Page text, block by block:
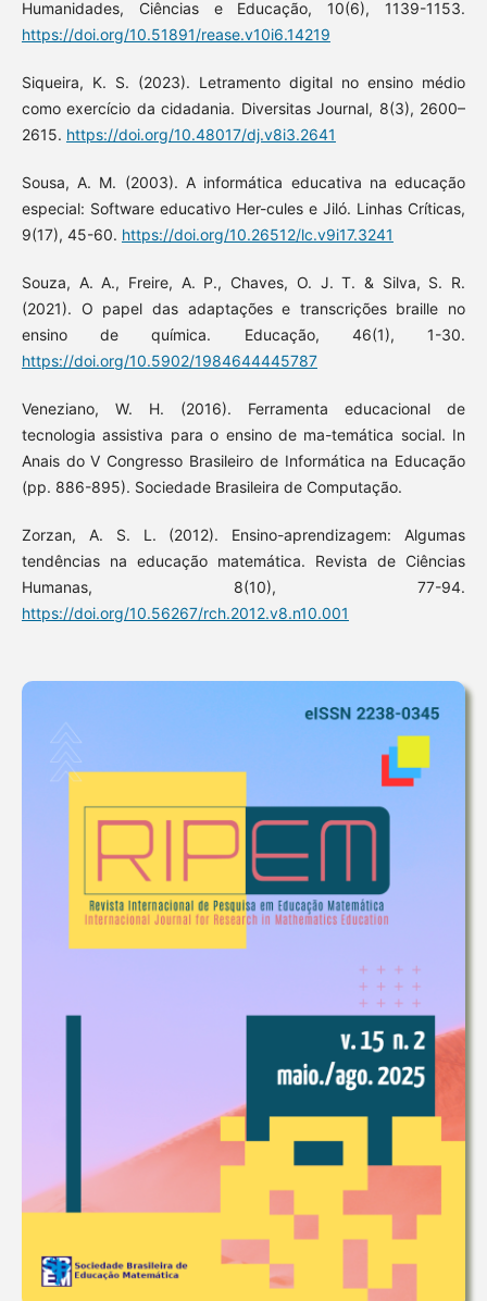
Humanidades, Ciências e Educação, 10(6), 1139-1153.
https://doi.org/10.51891/rease.v10i6.14219
Siqueira, K. S. (2023). Letramento digital no ensino médio
como exercício da cidadania. Diversitas Journal, 8(3), 2600–
2615. https://doi.org/10.48017/dj.v8i3.2641
Sousa, A. M. (2003). A informática educativa na educação
especial: Software educativo Her-cules e Jiló. Linhas Críticas,
9(17), 45-60. https://doi.org/10.26512/lc.v9i17.3241
Souza, A. A., Freire, A. P., Chaves, O. J. T. & Silva, S. R.
(2021). O papel das adaptações e transcrições braille no
ensino de química. Educação, 46(1), 1-30.
https://doi.org/10.5902/1984644445787
Veneziano, W. H. (2016). Ferramenta educacional de
tecnologia assistiva para o ensino de ma-temática social. In
Anais do V Congresso Brasileiro de Informática na Educação
(pp. 886-895). Sociedade Brasileira de Computação.
Zorzan, A. S. L. (2012). Ensino-aprendizagem: Algumas
tendências na educação matemática. Revista de Ciências
Humanas, 8(10), 77-94.
https://doi.org/10.56267/rch.2012.v8.n10.001